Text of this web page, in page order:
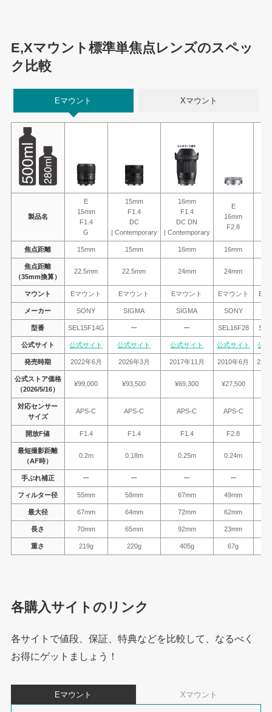
E,Xマウント標準単焦点レンズのスペッ
ク比較
Eマウント Xマウント
製品名
E
15mm
F1.4
G
15mm
F1.4
DC
| Contemporary
16mm
F1.4
DC DN
| Contemporary
E
16mm
F2.8
焦点距離 15mm 15mm 16mm 16mm
焦点距離
（35mm換算）
22.5mm 22.5mm 24mm 24mm
マウント Eマウント Eマウント Eマウント Eマウント Eマ
メーカー SONY SIGMA SIGMA SONY
型番 SEL15F14G ー ー SEL16F28
公式サイト 公式サイト 公式サイト 公式サイト 公式サイト 公
発売時期 2022年6月 2026年3月 2017年11月 2010年6月
公式ストア価格
（2026/5/16）
¥99,000 ¥93,500 ¥69,300 ¥27,500
対応センサー
サイズ
APS-C APS-C APS-C APS-C
開放F値 F1.4 F1.4 F1.4 F2.8
最短撮影距離
（AF時）
0.2m 0.18m 0.25m 0.24m
手ぶれ補正 ー ー ー ー
フィルター径 55mm 58mm 67mm 49mm
最大径 67mm 64mm 72mm 62mm
長さ 70mm 65mm 92mm 23mm
重さ 219g 220g 405g 67g
各購入サイトのリンク
各サイトで値段、保証、特典などを比較して、なるべく
お得にゲットましょう！
Eマウント Xマウント